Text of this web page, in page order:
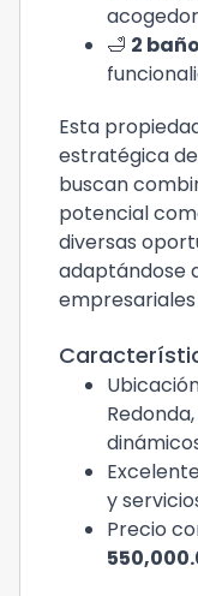
🛁 2
Esta
estratégica de
buscan
potencial
diversas
adaptándose
empresariales
y
Precio